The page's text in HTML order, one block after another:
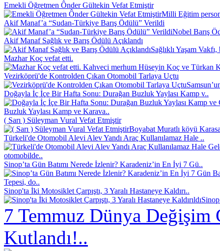
Emekli Öğretmen Ônder Gültekin Vefat Etmiştir
Milli Eğitim
Akif Manaf’a “Sudan-Türkiye Barış Ödülü” Verildi
Nobel Barış
Akif Manaf Sağlık ve Barış Ödülü Açıklandı
Sağlıklı Yaşam
Mazhar Koç vefat etti.
Kahveci merhum Hüseyin Koç ve Türkan
Vezirköprü'de Kontrolden Çıkan Otomobil Tarlaya Uçtu
Doğayla İç İçe Bir Hafta Sonu: Durağan Buzluk Yaylası Kamp v..
Buzluk Yaylası Kamp ve Karava..
( Sarı ) Süleyman Vural Vefat Etmiştir
Boyabat Muratlı köyü
Türkeli'de Otomobil Alevi Alev Yandı Araç Kullanılamaz Hale ..
otomobilde..
Sinop’ta Gün Batımı Nerede İzlenir? Karadeniz’in En İyi 7 Gü..
Tepesi, do..
Sinop'ta İki Motosiklet Çarpıştı, 3 Yaralı Hastaneye Kaldırı..
7 Temmuz Dünya Değişim
Kutlandı!..